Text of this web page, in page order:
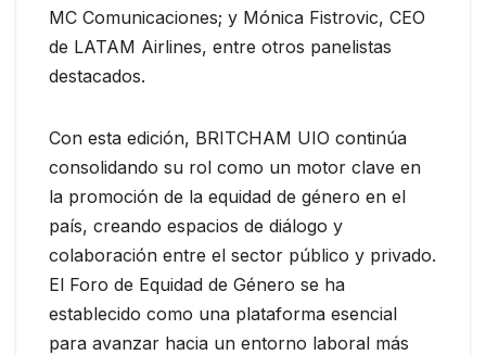
MC Comunicaciones; y Mónica Fistrovic, CEO
de LATAM Airlines, entre otros panelistas
destacados.
Con esta edición, BRITCHAM UIO continúa
consolidando su rol como un motor clave en
la promoción de la equidad de género en el
país, creando espacios de diálogo y
colaboración entre el sector público y privado.
El Foro de Equidad de Género se ha
establecido como una plataforma esencial
para avanzar hacia un entorno laboral más